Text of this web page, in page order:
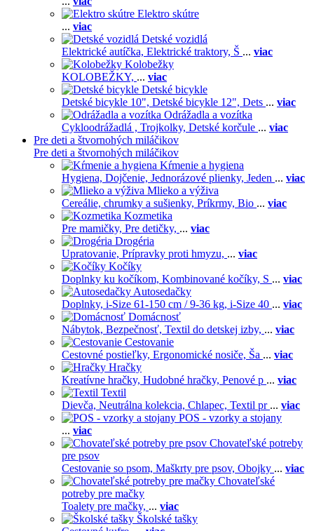
Elektro skútre
... viac
Detské vozidlá
Elektrické autíčka, Elektrické traktory, Š ... viac
Kolobežky
KOLOBEŽKY, ... viac
Detské bicykle
Detské bicykle 10", Detské bicykle 12", Dets ... viac
Odrážadla a vozítka
Cykloodrážadlá , Trojkolky, Detské korčule ... viac
Pre deti a štvornohých miláčikov
Pre deti a štvornohých miláčikov
Kŕmenie a hygiena
Hygiena, Dojčenie, Jednorázové plienky, Jeden ... viac
Mlieko a výživa
Cereálie, chrumky a sušienky, Príkrmy, Bio ... viac
Kozmetika
Pre mamičky, Pre detičky, ... viac
Drogéria
Upratovanie, Prípravky proti hmyzu, ... viac
Kočíky
Doplnky ku kočíkom, Kombinované kočíky, S ... viac
Autosedačky
Doplnky, i-Size 61-150 cm / 9-36 kg, i-Size 40 ... viac
Domácnosť
Nábytok, Bezpečnosť, Textil do detskej izby, ... viac
Cestovanie
Cestovné postieľky, Ergonomické nosiče, Ša ... viac
Hračky
Kreatívne hračky, Hudobné hračky, Penové p ... viac
Textil
Dievča, Neutrálna kolekcia, Chlapec, Textil pr ... viac
POS - vzorky a stojany
... viac
Chovateľské potreby
pre psov
Cestovanie so psom, Maškrty pre psov, Obojky ... viac
Chovateľské
potreby pre mačky
Toalety pre mačky, ... viac
Školské tašky